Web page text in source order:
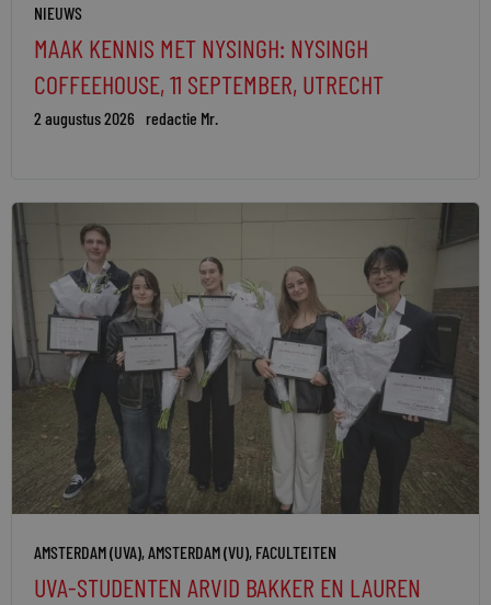
NIEUWS
MAAK KENNIS MET NYSINGH: NYSINGH
COFFEEHOUSE, 11 SEPTEMBER, UTRECHT
2 augustus 2026 redactie Mr.
AMSTERDAM (UVA),AMSTERDAM (VU), FACULTEITEN
UVA-STUDENTEN ARVID BAKKER EN LAUREN